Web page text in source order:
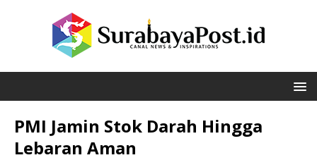
PMI Jamin Stok Darah Hingga
Lebaran Aman